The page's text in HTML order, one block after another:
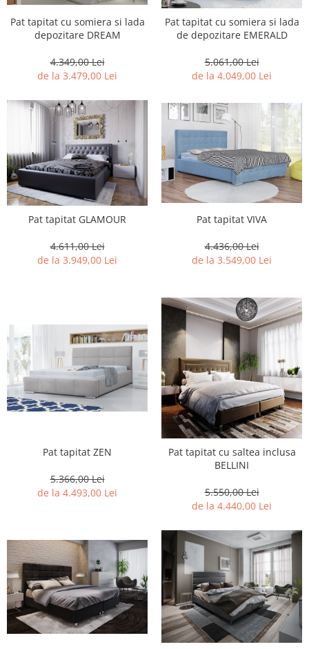
Pat tapitat cu somiera si lada
depozitare DREAM
4.349,00 Lei
de la 3.479,00 Lei
Pat tapitat cu somiera si lada
de depozitare EMERALD
5.061,00 Lei
de la 4.049,00 Lei
Pat tapitat GLAMOUR
4.611,00 Lei
de la 3.949,00 Lei
Pat tapitat VIVA
4.436,00 Lei
de la 3.549,00 Lei
Pat tapitat ZEN
5.366,00 Lei
de la 4.493,00 Lei
Pat tapitat cu saltea inclusa
BELLINI
5.550,00 Lei
de la 4.440,00 Lei